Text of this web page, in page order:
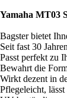
Yamaha MT03
Bagster bietet
Seit fast 30
Passt perfekt zu
Bewahrt die
Wirkt dezent in
Pflegeleicht,